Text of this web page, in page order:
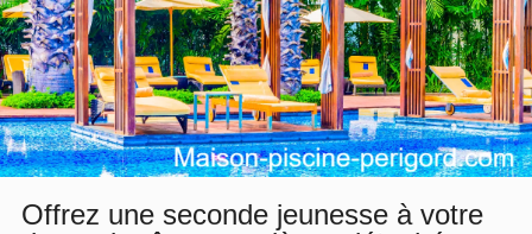
Offrez une seconde jeunesse à votre